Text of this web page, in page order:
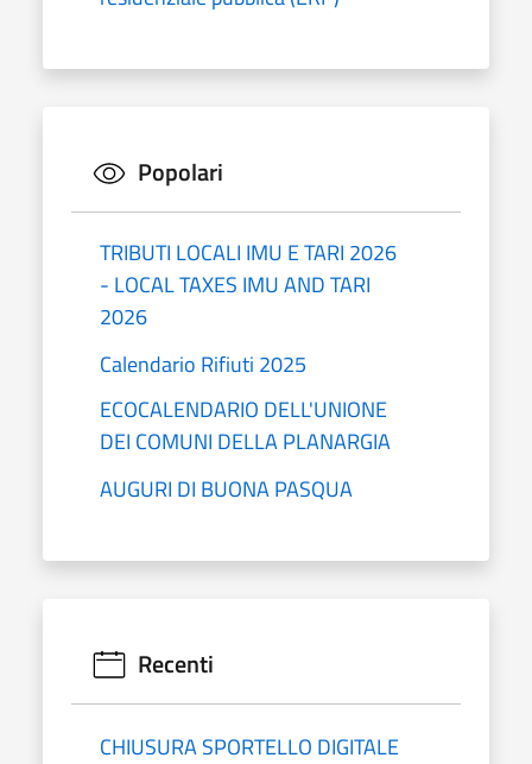
Popolari
TRIBUTI LOCALI IMU E TARI 2026
- LOCAL TAXES IMU AND TARI
2026
Calendario Rifiuti 2025
ECOCALENDARIO DELL'UNIONE
DEI COMUNI DELLA PLANARGIA
AUGURI DI BUONA PASQUA
Recenti
CHIUSURA SPORTELLO DIGITALE